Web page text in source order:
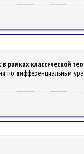
рамках классической
по дифференциальным